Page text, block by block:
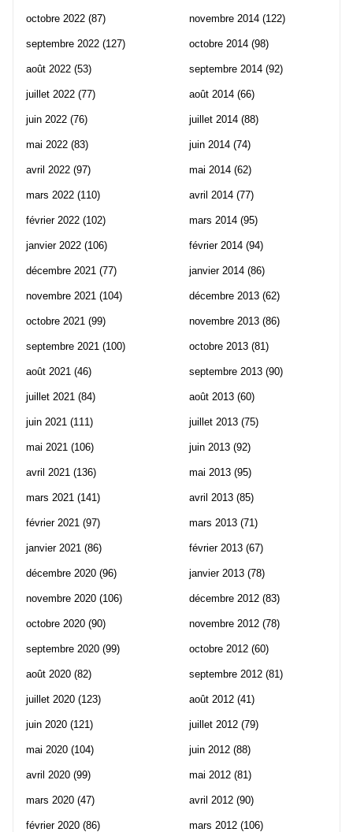
octobre 2022 (87)
septembre 2022 (127)
août 2022 (53)
juillet 2022 (77)
juin 2022 (76)
mai 2022 (83)
avril 2022 (97)
mars 2022 (110)
février 2022 (102)
janvier 2022 (106)
décembre 2021 (77)
novembre 2021 (104)
octobre 2021 (99)
septembre 2021 (100)
août 2021 (46)
juillet 2021 (84)
juin 2021 (111)
mai 2021 (106)
avril 2021 (136)
mars 2021 (141)
février 2021 (97)
janvier 2021 (86)
décembre 2020 (96)
novembre 2020 (106)
octobre 2020 (90)
septembre 2020 (99)
août 2020 (82)
juillet 2020 (123)
juin 2020 (121)
mai 2020 (104)
avril 2020 (99)
mars 2020 (47)
février 2020 (86)
novembre 2014 (122)
octobre 2014 (98)
septembre 2014 (92)
août 2014 (66)
juillet 2014 (88)
juin 2014 (74)
mai 2014 (62)
avril 2014 (77)
mars 2014 (95)
février 2014 (94)
janvier 2014 (86)
décembre 2013 (62)
novembre 2013 (86)
octobre 2013 (81)
septembre 2013 (90)
août 2013 (60)
juillet 2013 (75)
juin 2013 (92)
mai 2013 (95)
avril 2013 (85)
mars 2013 (71)
février 2013 (67)
janvier 2013 (78)
décembre 2012 (83)
novembre 2012 (78)
octobre 2012 (60)
septembre 2012 (81)
août 2012 (41)
juillet 2012 (79)
juin 2012 (88)
mai 2012 (81)
avril 2012 (90)
mars 2012 (106)